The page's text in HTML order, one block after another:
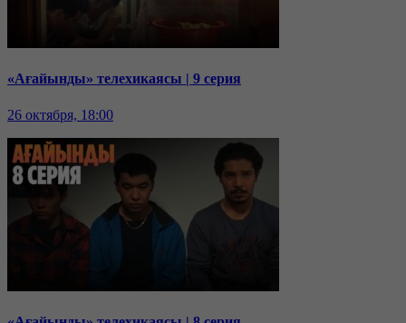
«Ағайынды» телехикаясы | 9 серия
26 октября, 18:00